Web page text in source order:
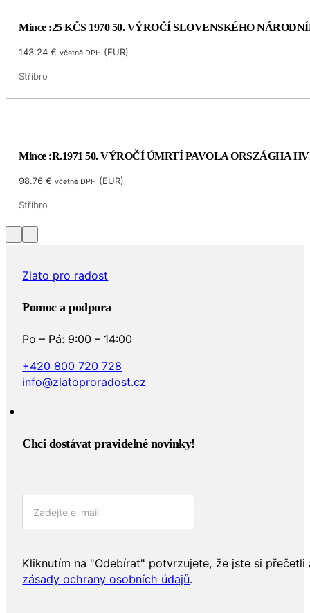
Mince :25 KČS 1970 50. VÝROČÍ SLOVENSKÉHO
143.24€ včetně DPH (EUR)
Stříbro
Mince :R.1971 50. VÝROČÍ ÚMRTÍ PAVOLA ORSZÁGHA
98.76€ včetně DPH (EUR)
Stříbro
Zlato pro radost
Pomoc a podpora
Po – Pá: 9:00 – 14:00
+420 800 720 728
info@zlatoproradost.cz
Chci dostávat pravidelné novinky!​
Kliknutím na "Odebírat" potvrzujete, že jste si přečetli
zásady ochrany osobních údajů.